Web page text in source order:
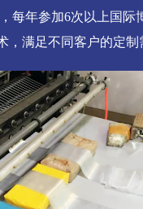
每年参加6次以上国际
，满足不同客户的定制